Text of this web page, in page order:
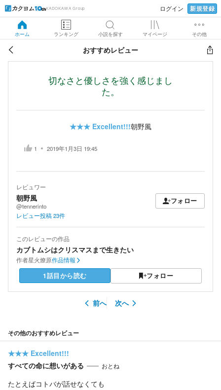
KADOKAWA Group ログイン 新規登録
ホーム ランキング 小説を探す マイページ その他
おすすめレビュー
切なさと優しさを強く感じまし
た。
★★★ Excellent!!!朝野風
1 2019年1月3日 19:45
レビュワー
朝野風
@tennerinto
フォロー
レビュー投稿23件
このレビューの作品
カブトムシはクリスマスまで生きたい
作者星火燎原作品情報
1話目から読む フォロー
前へ 次へ
その他のおすすめレビュー
★★★ Excellent!!!
すべての命に想いがある
おとね
たとえばコトバが話せなくても